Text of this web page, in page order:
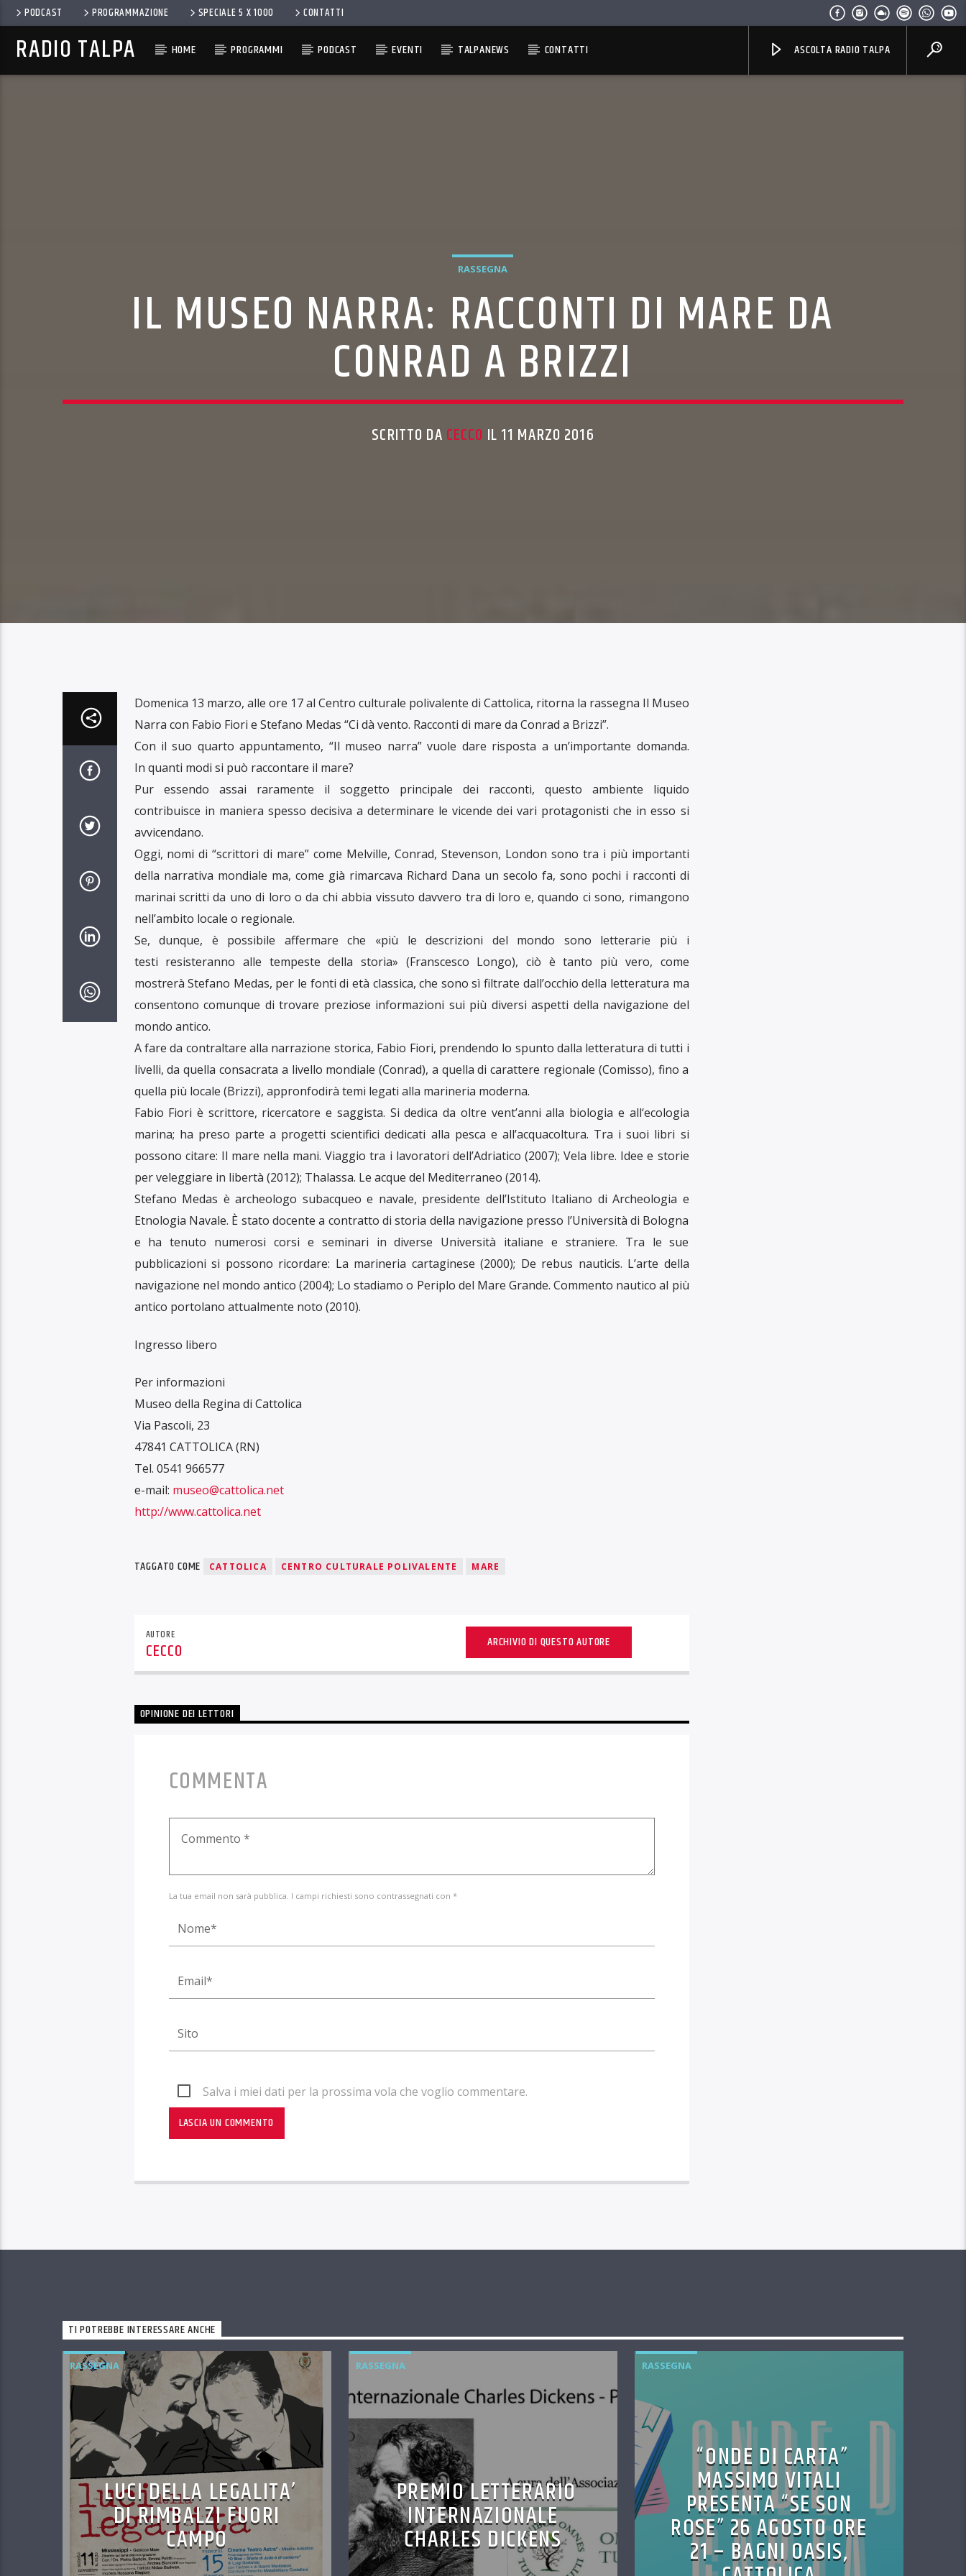
PODCAST PROGRAMMAZIONE SPECIALE 5 X 1000 CONTATTI
RADIO TALPA HOME PROGRAMMI PODCAST EVENTI TALPANEWS CONTATTI ASCOLTA RADIO TALPA
RASSEGNA
IL MUSEO NARRA: RACCONTI DI MARE DA
CONRAD A BRIZZI
SCRITTO DA CECCO IL 11 MARZO 2016
Domenica 13 marzo, alle ore 17 al Centro culturale polivalente di Cattolica, ritorna la rassegna Il Museo
Narra con Fabio Fiori e Stefano Medas “Ci dà vento. Racconti di mare da Conrad a Brizzi”.
Con il suo quarto appuntamento, “Il museo narra” vuole dare risposta a un’importante domanda.
In quanti modi si può raccontare il mare?
Pur essendo assai raramente il soggetto principale dei racconti, questo ambiente liquido
contribuisce in maniera spesso decisiva a determinare le vicende dei vari protagonisti che in esso si
avvicendano.
Oggi, nomi di “scrittori di mare” come Melville, Conrad, Stevenson, London sono tra i più importanti
della narrativa mondiale ma, come già rimarcava Richard Dana un secolo fa, sono pochi i racconti di
marinai scritti da uno di loro o da chi abbia vissuto davvero tra di loro e, quando ci sono, rimangono
nell’ambito locale o regionale.
Se, dunque, è possibile affermare che «più le descrizioni del mondo sono letterarie più i
testi resisteranno alle tempeste della storia» (Franscesco Longo), ciò è tanto più vero, come
mostrerà Stefano Medas, per le fonti di età classica, che sono sì filtrate dall’occhio della letteratura ma
consentono comunque di trovare preziose informazioni sui più diversi aspetti della navigazione del
mondo antico.
A fare da contraltare alla narrazione storica, Fabio Fiori, prendendo lo spunto dalla letteratura di tutti i
livelli, da quella consacrata a livello mondiale (Conrad), a quella di carattere regionale (Comisso), fino a
quella più locale (Brizzi), appronfodirà temi legati alla marineria moderna.
Fabio Fiori è scrittore, ricercatore e saggista. Si dedica da oltre vent’anni alla biologia e all‘ecologia
marina; ha preso parte a progetti scientifici dedicati alla pesca e all’acquacoltura. Tra i suoi libri si
possono citare: Il mare nella mani. Viaggio tra i lavoratori dell’Adriatico (2007); Vela libre. Idee e storie
per veleggiare in libertà (2012); Thalassa. Le acque del Mediterraneo (2014).
Stefano Medas è archeologo subacqueo e navale, presidente dell’Istituto Italiano di Archeologia e
Etnologia Navale. È stato docente a contratto di storia della navigazione presso l’Università di Bologna
e ha tenuto numerosi corsi e seminari in diverse Università italiane e straniere. Tra le sue
pubblicazioni si possono ricordare: La marineria cartaginese (2000); De rebus nauticis. L’arte della
navigazione nel mondo antico (2004); Lo stadiamo o Periplo del Mare Grande. Commento nautico al più
antico portolano attualmente noto (2010).
Ingresso libero
Per informazioni
Museo della Regina di Cattolica
Via Pascoli, 23
47841 CATTOLICA (RN)
Tel. 0541 966577
e-mail: museo@cattolica.net
http://www.cattolica.net
TAGGATO COME CATTOLICA CENTRO CULTURALE POLIVALENTE MARE
AUTORE
CECCO ARCHIVIO DI QUESTO AUTORE
OPINIONE DEI LETTORI
COMMENTA
La tua email non sarà pubblica. I campi richiesti sono contrassegnati con *
Salva i miei dati per la prossima vola che voglio commentare.
TI POTREBBE INTERESSARE ANCHE
RASSEGNA
LUCI DELLA LEGALITA’
DI RIMBALZI FUORI
CAMPO
RASSEGNA
PREMIO LETTERARIO
INTERNAZIONALE
CHARLES DICKENS
RASSEGNA
“ONDE DI CARTA”
MASSIMO VITALI
PRESENTA “SE SON
ROSE” 26 AGOSTO ORE
21 – BAGNI OASIS,